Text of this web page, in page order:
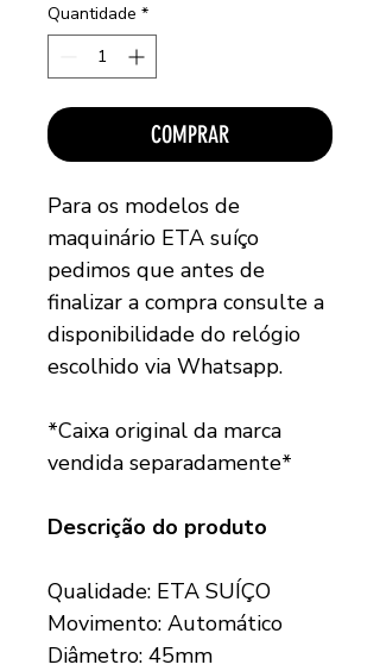
Quantidade *
COMPRAR
Para os modelos de
maquinário ETA suíço
pedimos que antes de
finalizar a compra consulte a
disponibilidade do relógio
escolhido via Whatsapp.
*Caixa original da marca
vendida separadamente*
Descrição do produto
Qualidade: ETA SUÍÇO
Movimento: Automático
Diâmetro: 45mm